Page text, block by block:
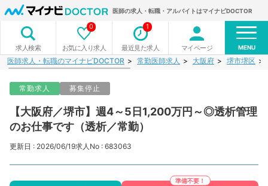
医師の求人・転職・アルバイトはマイナビDOCTOR
求人検索 お気に入り求人
0
最近見た求人
1
マイページ MENU
医師求人・転職のマイナビDOCTOR 常勤医師求人 大阪府 堺市堺区
常勤求人 募集停止
【大阪府／堺市】週4～5日1,200万円～◎透析管理
のお仕事です（透析／常勤）
更新日 : 2026/06/19求人No : 683063